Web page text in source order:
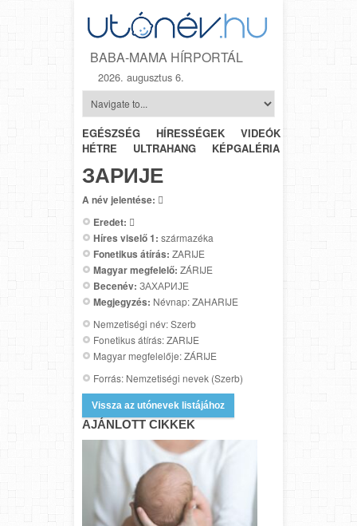
BABA-MAMA HÍRPORTÁL
2026. augusztus 6.
EGÉSZSÉG HÍRESSÉGEK VIDEÓK
HÉTRŐL-
HÉTRE
ULTRAHANG KÉPGALÉRIA
ЗАРИЈЕ
A név jelentése: 
Eredet: 
Híres viselő 1: származéka
Fonetikus átírás: ZARIJE
Magyar megfelelő: ZÁRIJE
Becenév: ЗАХАРИЈЕ
Megjegyzés: Névnap: ZAHARIJE
Nemzetiségi név: Szerb
Fonetikus átírás: ZARIJE
Magyar megfelelője: ZÁRIJE
Forrás: Nemzetiségi nevek (Szerb)
Vissza az utónevek listájához
AJÁNLOTT CIKKEK